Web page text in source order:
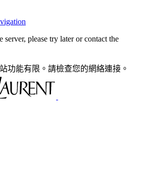
server, please try later or contact the
功能有限。請檢查您的網絡連接。